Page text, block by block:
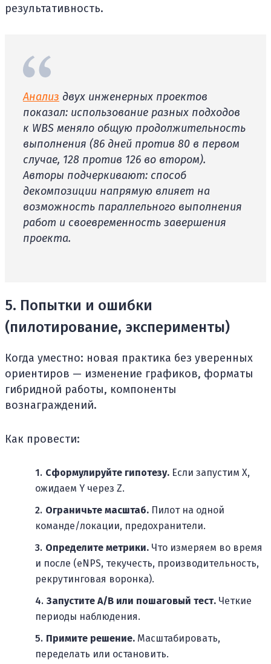
результативность.
Анализ двух инженерных проектов
показал: использование разных подходов
к WBS меняло общую продолжительность
выполнения (86 дней против 80 в первом
случае, 128 против 126 во втором).
Авторы подчеркивают: способ
декомпозиции напрямую влияет на
возможность параллельного выполнения
работ и своевременность завершения
проекта.
5. Попытки и ошибки
(пилотирование, эксперименты)
Когда уместно: новая практика без уверенных
ориентиров — изменение графиков, форматы
гибридной работы, компоненты
вознаграждений.
Как провести:
Сформулируйте гипотезу. Если запустим X,
ожидаем Y через Z.
Ограничьте масштаб. Пилот на одной
команде/локации, предохранители.
Определите метрики. Что измеряем во время
и после (eNPS, текучесть, производительность,
рекрутинговая воронка).
Запустите А/В или пошаговый тест. Четкие
периоды наблюдения.
Примите решение. Масштабировать,
переделать или остановить.